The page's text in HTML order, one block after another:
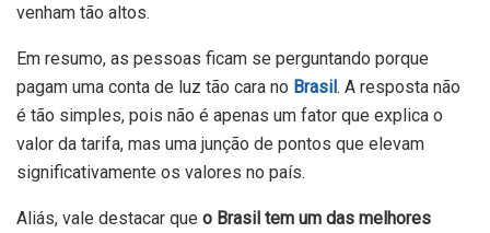
venham tão altos.
Em resumo, as pessoas ficam se perguntando porque
pagam uma conta de luz tão cara no Brasil. A resposta não
é tão simples, pois não é apenas um fator que explica o
valor da tarifa, mas uma junção de pontos que elevam
significativamente os valores no país.
Aliás, vale destacar que o Brasil tem um das melhores